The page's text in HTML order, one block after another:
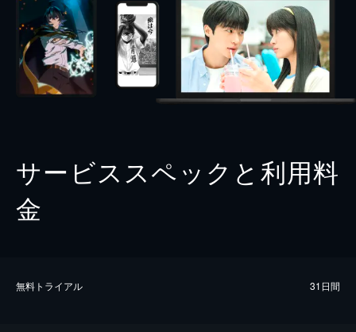
サービススペックと利用料
金
無料トライアル 31日間